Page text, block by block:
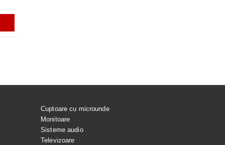
Cuptoare cu microunde
Monitoare
Sisteme audio
Televizoare